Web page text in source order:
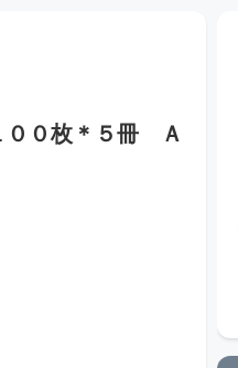
０枚＊５冊 Ａ